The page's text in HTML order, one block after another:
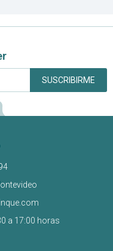
a 17:00 horas
SUSCRIBIRME